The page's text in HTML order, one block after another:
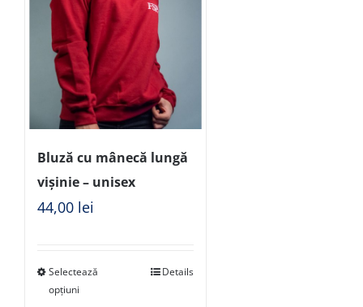
Bluză cu mânecă lungă
vișinie – unisex
44,00 lei
Selectează
opțiuni
Details